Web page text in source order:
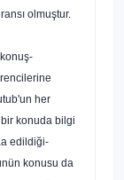
olmuştur.
konuş­
her
konuda bilgi
edildi­ği-
ko­nusu da